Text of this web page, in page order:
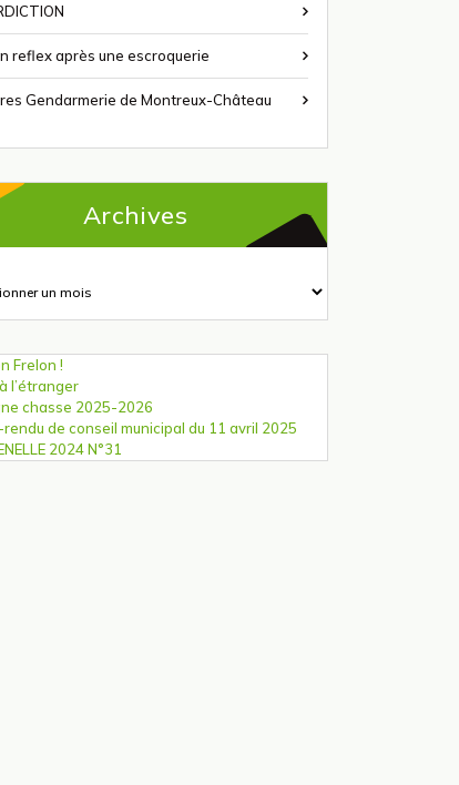
reflex après une escroquerie
Gendarmerie de Montreux-Château
Archives
Frelon !
l’étranger
chasse 2025-2026
de conseil municipal du 11 avril 2025
2024 N°31